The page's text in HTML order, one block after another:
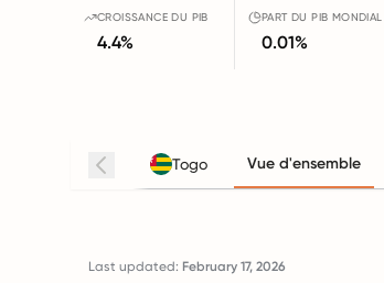
CROISSANCE DU PIB
4.4%
PART DU PIB MONDIAL
0.01%
Togo Vue d'ensemble
Last updated: February 17, 2026